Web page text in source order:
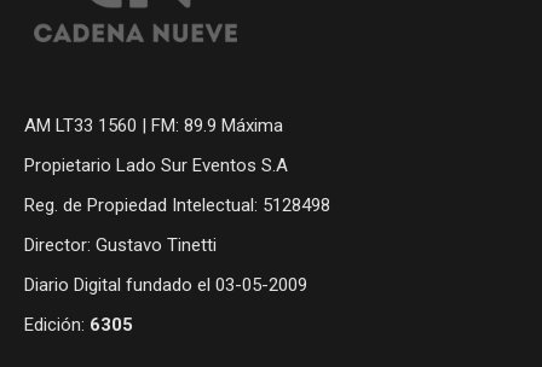
AM LT33 1560 | FM: 89.9 Máxima
Propietario Lado Sur Eventos S.A
Reg. de Propiedad Intelectual: 5128498
Director: Gustavo Tinetti
Diario Digital fundado el 03-05-2009
Edición: 6305